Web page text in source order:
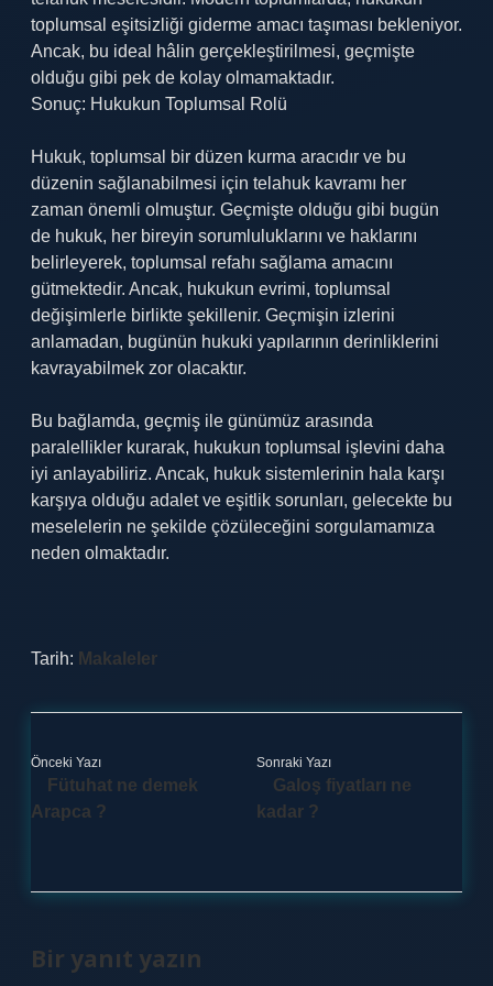
toplumsal eşitsizliği giderme amacı taşıması bekleniyor.
Ancak, bu ideal hâlin gerçekleştirilmesi, geçmişte
olduğu gibi pek de kolay olmamaktadır.
Sonuç: Hukukun Toplumsal Rolü
Hukuk, toplumsal bir düzen kurma aracıdır ve bu
düzenin sağlanabilmesi için telahuk kavramı her
zaman önemli olmuştur. Geçmişte olduğu gibi bugün
de hukuk, her bireyin sorumluluklarını ve haklarını
belirleyerek, toplumsal refahı sağlama amacını
gütmektedir. Ancak, hukukun evrimi, toplumsal
değişimlerle birlikte şekillenir. Geçmişin izlerini
anlamadan, bugünün hukuki yapılarının derinliklerini
kavrayabilmek zor olacaktır.
Bu bağlamda, geçmiş ile günümüz arasında
paralellikler kurarak, hukukun toplumsal işlevini daha
iyi anlayabiliriz. Ancak, hukuk sistemlerinin hala karşı
karşıya olduğu adalet ve eşitlik sorunları, gelecekte bu
meselelerin ne şekilde çözüleceğini sorgulamamıza
neden olmaktadır.
Tarih: Makaleler
Önceki Yazı
Fütuhat ne demek
Arapca ?
Sonraki Yazı
Galoş fiyatları ne
kadar ?
Bir yanıt yazın